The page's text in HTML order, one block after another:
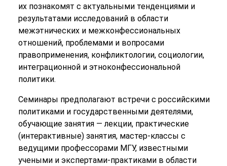
их познакомят с актуальными тенденциями и
результатами исследований в области
межэтнических и межконфессиональных
отношений, проблемами и вопросами
правоприменения, конфликтологии, социологии,
интеграционной и этноконфессиональной
политики.
Семинары предполагают встречи с российскими
политиками и государственными деятелями,
обучающие занятия — лекции, практические
(интерактивные) занятия, мастер-классы с
ведущими профессорами МГУ, известными
учеными и экспертами-практиками в области